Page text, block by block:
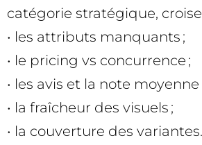
catégorie stratégique,
• les attributs manquants ;
• le pricing vs concurrence ;
• les avis et la note moyenne
• la fraîcheur des visuels ;
• la couverture des variantes.